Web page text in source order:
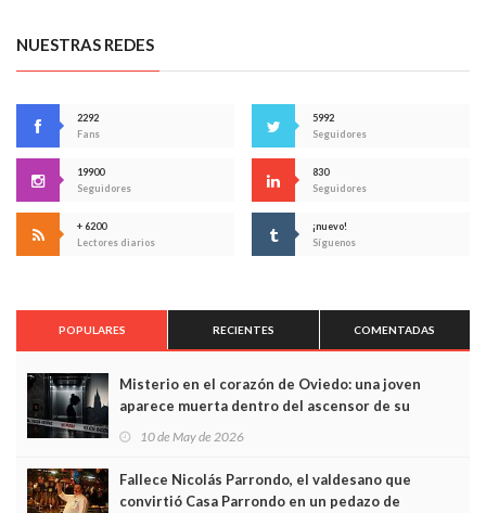
NUESTRAS REDES
2292
Fans
5992
Seguidores
19900
Seguidores
830
Seguidores
+ 6200
Lectores diarios
¡nuevo!
Síguenos
POPULARES RECIENTES COMENTADAS
Misterio en el corazón de Oviedo: una joven
aparece muerta dentro del ascensor de su
edificio y las cámaras captan sus últimos minutos
10 de May de 2026
Fallece Nicolás Parrondo, el valdesano que
convirtió Casa Parrondo en un pedazo de